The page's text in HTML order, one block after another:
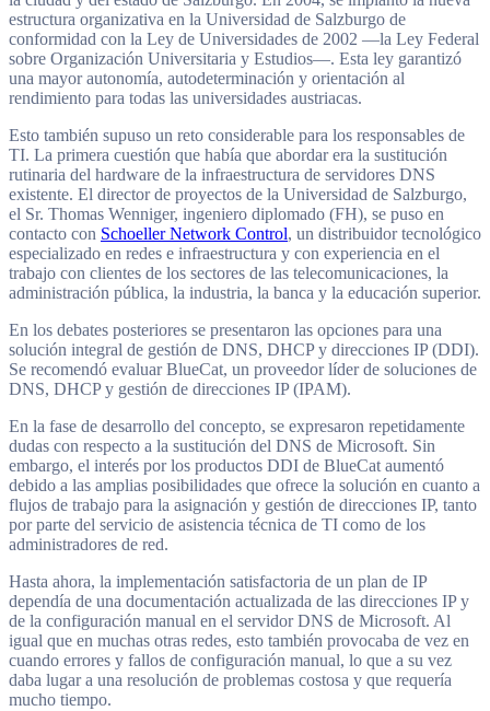
estructura organizativa en la Universidad de Salzburgo de
conformidad con la Ley de Universidades de 2002 —la Ley Federal
sobre Organización Universitaria y Estudios—. Esta ley garantizó
una mayor autonomía, autodeterminación y orientación al
rendimiento para todas las universidades austriacas.
Esto también supuso un reto considerable para los responsables de
TI. La primera cuestión que había que abordar era la sustitución
rutinaria del hardware de la infraestructura de servidores DNS
existente. El director de proyectos de la Universidad de Salzburgo,
el Sr. Thomas Wenniger, ingeniero diplomado (FH), se puso en
contacto con Schoeller Network Control, un distribuidor tecnológico
especializado en redes e infraestructura y con experiencia en el
trabajo con clientes de los sectores de las telecomunicaciones, la
administración pública, la industria, la banca y la educación superior.
En los debates posteriores se presentaron las opciones para una
solución integral de gestión de DNS, DHCP y direcciones IP (DDI).
Se recomendó evaluar BlueCat, un proveedor líder de soluciones de
DNS, DHCP y gestión de direcciones IP (IPAM).
En la fase de desarrollo del concepto, se expresaron repetidamente
dudas con respecto a la sustitución del DNS de Microsoft. Sin
embargo, el interés por los productos DDI de BlueCat aumentó
debido a las amplias posibilidades que ofrece la solución en cuanto a
flujos de trabajo para la asignación y gestión de direcciones IP, tanto
por parte del servicio de asistencia técnica de TI como de los
administradores de red.
Hasta ahora, la implementación satisfactoria de un plan de IP
dependía de una documentación actualizada de las direcciones IP y
de la configuración manual en el servidor DNS de Microsoft. Al
igual que en muchas otras redes, esto también provocaba de vez en
cuando errores y fallos de configuración manual, lo que a su vez
daba lugar a una resolución de problemas costosa y que requería
mucho tiempo.